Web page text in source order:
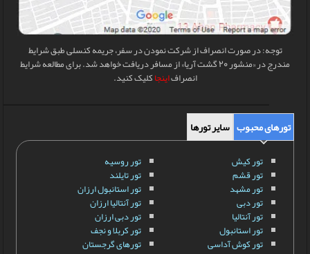
توجه: در صورت انصراف از شرکت نمودن در سفر، جریمه کنسلی طبق شرایط
مندرج در «منشور 20 گشت آریا» از مسافر دریافت خواهد شد. برای مطالعه شرایط
انصرافاینجاکلیک کنید.
تورهای محبوب سایر تورها
تور کیش
تور قشم
تور مشهد
تور دبی
تور آنتالیا
تور استانبول
تور کوش آداسی
تور روسیه
تور تایلند
تور استانبول ارزان
تور آنتالیا ارزان
تور دبی ارزان
تور کربلا و نجف
تورهای گرجستان